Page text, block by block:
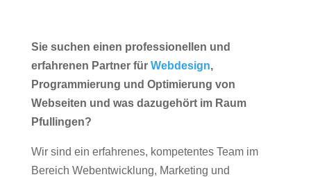
Sie suchen einen professionellen und
erfahrenen Partner für Webdesign,
Programmierung und Optimierung von
Webseiten und was dazugehört im Raum
Pfullingen?
Wir sind ein erfahrenes, kompetentes Team im
Bereich Webentwicklung, Marketing und